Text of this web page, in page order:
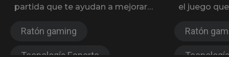
partida que te ayudan a mejorar
Ratón gaming
el juego
Ratón